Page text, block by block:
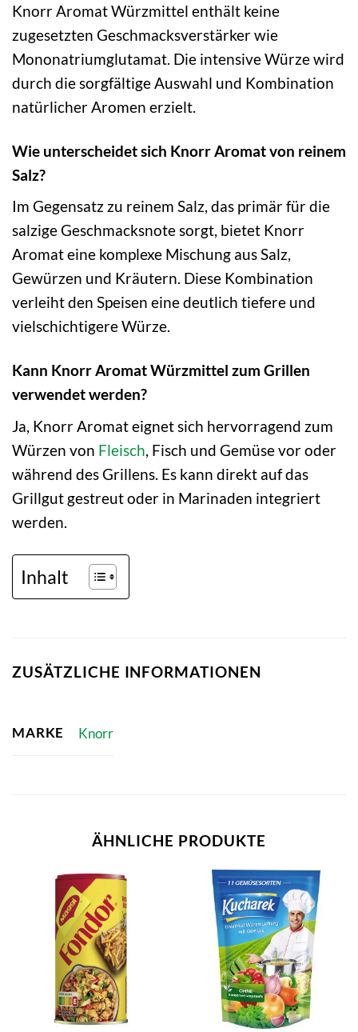
Knorr Aromat Würzmittel enthält keine
zugesetzten Geschmacksverstärker wie
Mononatriumglutamat. Die intensive Würze wird
durch die sorgfältige Auswahl und Kombination
natürlicher Aromen erzielt.
Wie unterscheidet sich Knorr Aromat von reinem
Salz?
Im Gegensatz zu reinem Salz, das primär für die
salzige Geschmacksnote sorgt, bietet Knorr
Aromat eine komplexe Mischung aus Salz,
Gewürzen und Kräutern. Diese Kombination
verleiht den Speisen eine deutlich tiefere und
vielschichtigere Würze.
Kann Knorr Aromat Würzmittel zum Grillen
verwendet werden?
Ja, Knorr Aromat eignet sich hervorragend zum
Würzen von Fleisch, Fisch und Gemüse vor oder
während des Grillens. Es kann direkt auf das
Grillgut gestreut oder in Marinaden integriert
werden.
Inhalt
ZUSÄTZLICHE INFORMATIONEN
MARKE Knorr
ÄHNLICHE PRODUKTE